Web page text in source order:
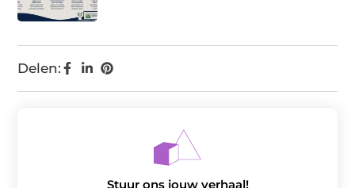
Delen:
Stuur ons jouw verhaal!